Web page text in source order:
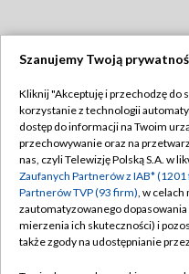
Abonament TVP
Emisja w TVP
Centrum informacji TVP
Naziemna Telewizja
Szanujemy Twoją
Kliknij "Akceptuję i przechodzę do
korzystanie z technologii
dostęp do informacji na Twoim
przechowywanie oraz na
nas, czyli Telewizję Polską S.A. w
Zaufanych Partnerów z IAB*
Partnerów TVP (93 firm), w
zautomatyzowanego
mierzenia ich skuteczności) i
także zgody na udostępnianie